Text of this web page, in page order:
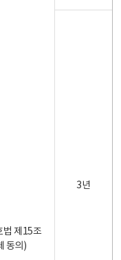
법 제15조
동의)
3년